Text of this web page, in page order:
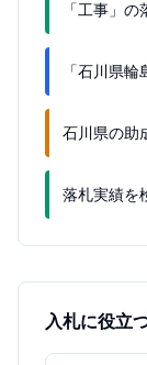
「工事」
「石川県
石川県の助
落札実績を
入札に役立